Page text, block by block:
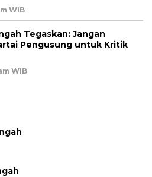
WIB
Tegaskan: Jangan
Pengusung untuk Kritik
WIB